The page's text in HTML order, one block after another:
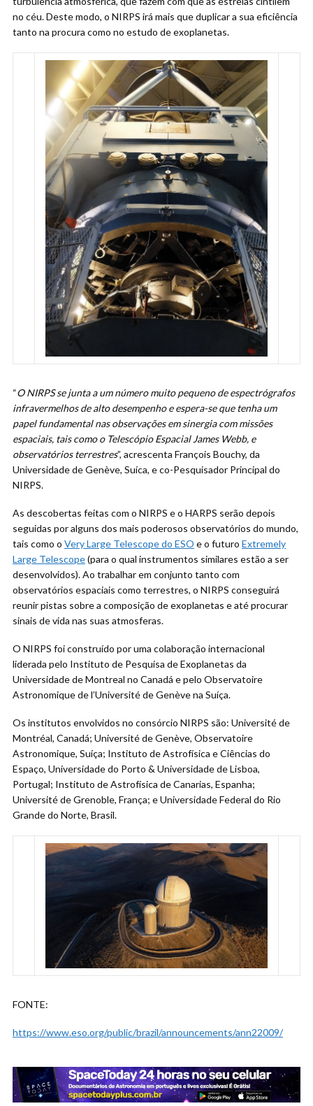
no céu. Deste modo, o NIRPS irá mais que duplicar a sua eficiência
tanto na procura como no estudo de exoplanetas.
“O NIRPS se junta a um número muito pequeno de espectrógrafos
infravermelhos de alto desempenho e espera-se que tenha um
papel fundamental nas observações em sinergia com missões
espaciais, tais como o Telescópio Espacial James Webb, e
observatórios terrestres”, acrescenta François Bouchy, da
Universidade de Genève, Suíca, e co-Pesquisador Principal do
NIRPS.
As descobertas feitas com o NIRPS e o HARPS serão depois
seguidas por alguns dos mais poderosos observatórios do mundo,
tais como o Very Large Telescope do ESO e o futuro Extremely
Large Telescope(para o qual instrumentos similares estão a ser
desenvolvidos). Ao trabalhar em conjunto tanto com
observatórios espaciais como terrestres, o NIRPS conseguirá
reunir pistas sobre a composição de exoplanetas e até procurar
sinais de vida nas suas atmosferas.
O NIRPS foi construído por uma colaboração internacional
liderada pelo Instituto de Pesquisa de Exoplanetas da
Universidade de Montreal no Canadá e pelo Observatoire
Astronomique de l’Université de Genève na Suíça.
Os institutos envolvidos no consórcio NIRPS são: Université de
Montréal, Canadá; Université de Genève, Observatoire
Astronomique, Suíça; Instituto de Astrofísica e Ciências do
Espaço, Universidade do Porto & Universidade de Lisboa,
Portugal; Instituto de Astrofísica de Canarias, Espanha;
Université de Grenoble, França; e Universidade Federal do Rio
Grande do Norte, Brasil.
FONTE:
https://www.eso.org/public/brazil/announcements/ann22009/